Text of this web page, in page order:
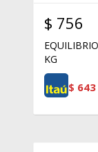
$ 756
KG
$ 643